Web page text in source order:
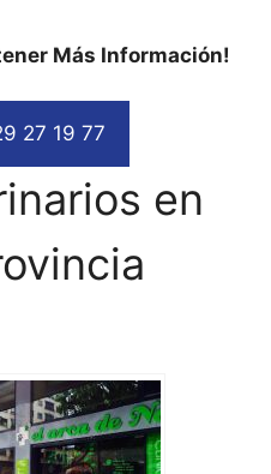
Más Información!
27 19 77
en